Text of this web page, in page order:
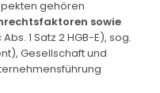
gehören
sowie
1 Satz 2 HGB-E), sog.
Gesellschaft und